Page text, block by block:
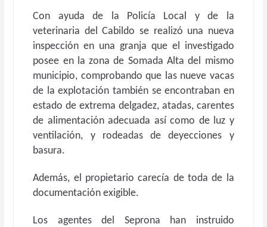
Con ayuda de la Policía Local y de la
veterinaria del Cabildo se realizó una nueva
inspección en una granja que el investigado
posee en la zona de Somada Alta del mismo
municipio, comprobando que las nueve vacas
de la explotación también se encontraban en
estado de extrema delgadez, atadas, carentes
de alimentación adecuada así como de luz y
ventilación, y rodeadas de deyecciones y
basura.
Además, el propietario carecía de toda de la
documentación exigible.
Los agentes del Seprona han instruido